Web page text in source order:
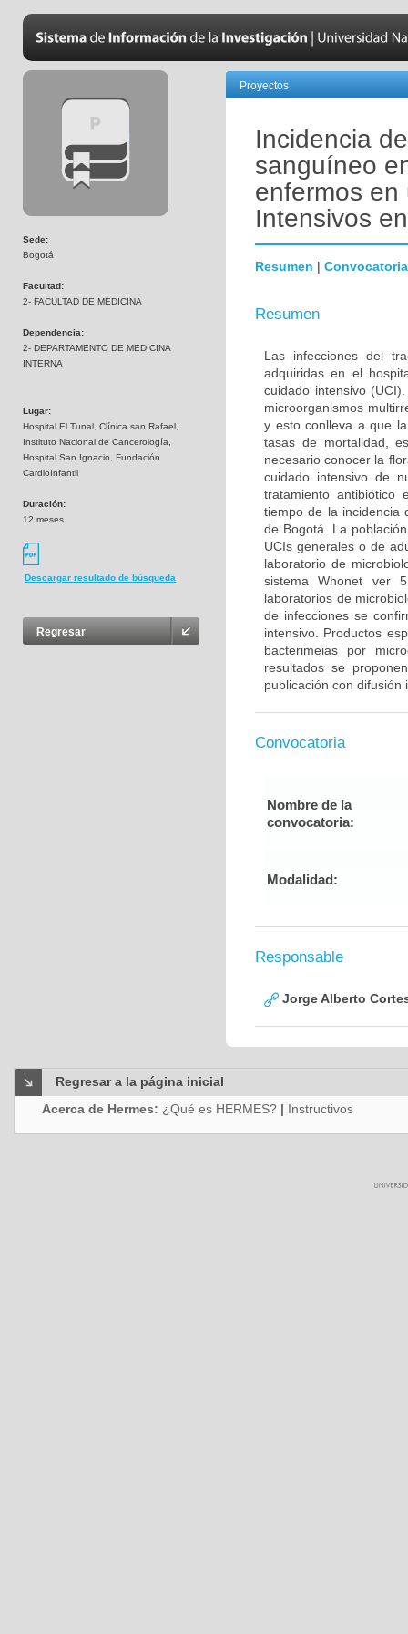
Sede:
Bogotá
Facultad:
2- FACULTAD DE MEDICINA
Dependencia:
2- DEPARTAMENTO DE MEDICINA
INTERNA
Lugar:
Hospital El Tunal, Clínica san Rafael,
Instituto Nacional de Cancerología,
Hospital San Ignacio, Fundación
CardioInfantil
Duración:
12 meses
Descargar resultado de búsqueda
Regresar
Proyectos
Incidencia
sanguíneo
enfermos
Intensivos
Resumen | Convocatoria
Resumen
Las infecciones del
adquiridas en el
cuidado intensivo
microorganismos
y esto conlleva a que
tasas de mortalidad,
necesario conocer la
cuidado intensivo de
tratamiento antibiótico
tiempo de la incidencia
de Bogotá. La
UCIs generales o de
laboratorio de
sistema Whonet ver
laboratorios de
de infecciones se
intensivo. Productos
bacterimeias por
resultados se
publicación con
Convocatoria
Nombre de la
convocatoria:
Modalidad:
Responsable
Jorge Alberto
Regresar a la página inicial
Acerca de Hermes: ¿Qué es HERMES? | Instructivos